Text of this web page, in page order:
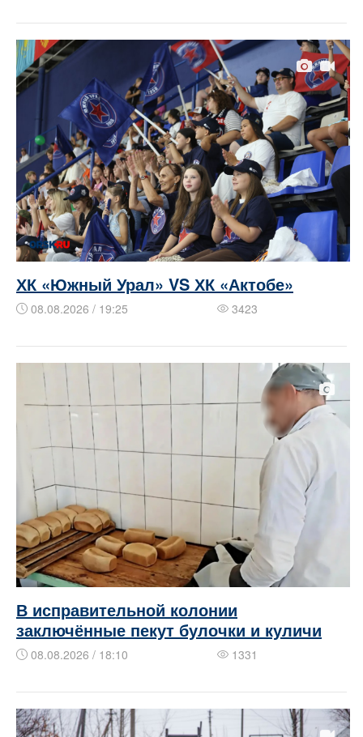
ХК «Южный Урал» VS ХК «Актобе»
08.08.2026 / 19:25 3423
В исправительной колонии
заключённые пекут булочки и куличи
08.08.2026 / 18:10 1331